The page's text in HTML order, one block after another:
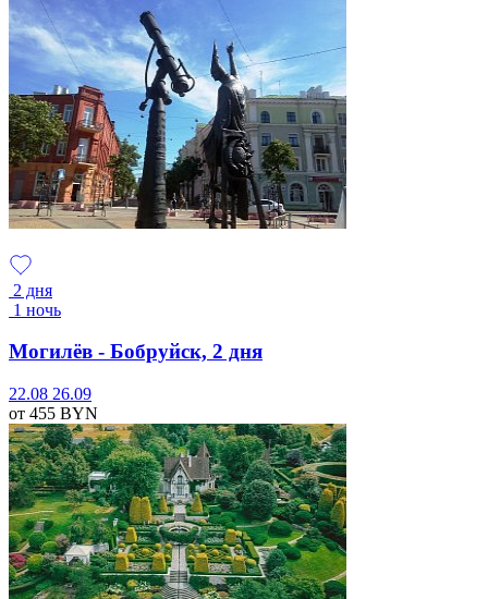
2 дня
1 ночь
Могилёв - Бобруйск, 2 дня
22.08 26.09
от 455 BYN